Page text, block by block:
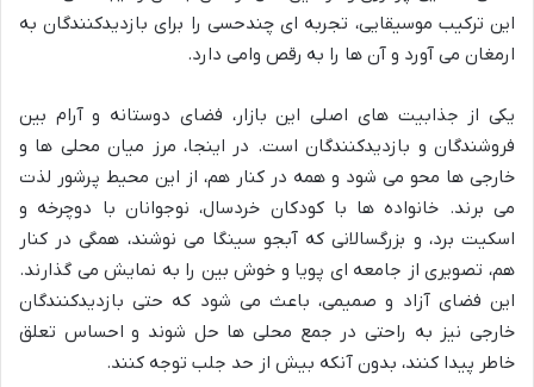
این ترکیب موسیقایی، تجربه ای چندحسی را برای بازدیدکنندگان به
ارمغان می آورد و آن ها را به رقص وامی دارد.
یکی از جذابیت های اصلی این بازار، فضای دوستانه و آرام بین
فروشندگان و بازدیدکنندگان است. در اینجا، مرز میان محلی ها و
خارجی ها محو می شود و همه در کنار هم، از این محیط پرشور لذت
می برند. خانواده ها با کودکان خردسال، نوجوانان با دوچرخه و
اسکیت برد، و بزرگسالانی که آبجو سینگا می نوشند، همگی در کنار
هم، تصویری از جامعه ای پویا و خوش بین را به نمایش می گذارند.
این فضای آزاد و صمیمی، باعث می شود که حتی بازدیدکنندگان
خارجی نیز به راحتی در جمع محلی ها حل شوند و احساس تعلق
خاطر پیدا کنند، بدون آنکه بیش از حد جلب توجه کنند.